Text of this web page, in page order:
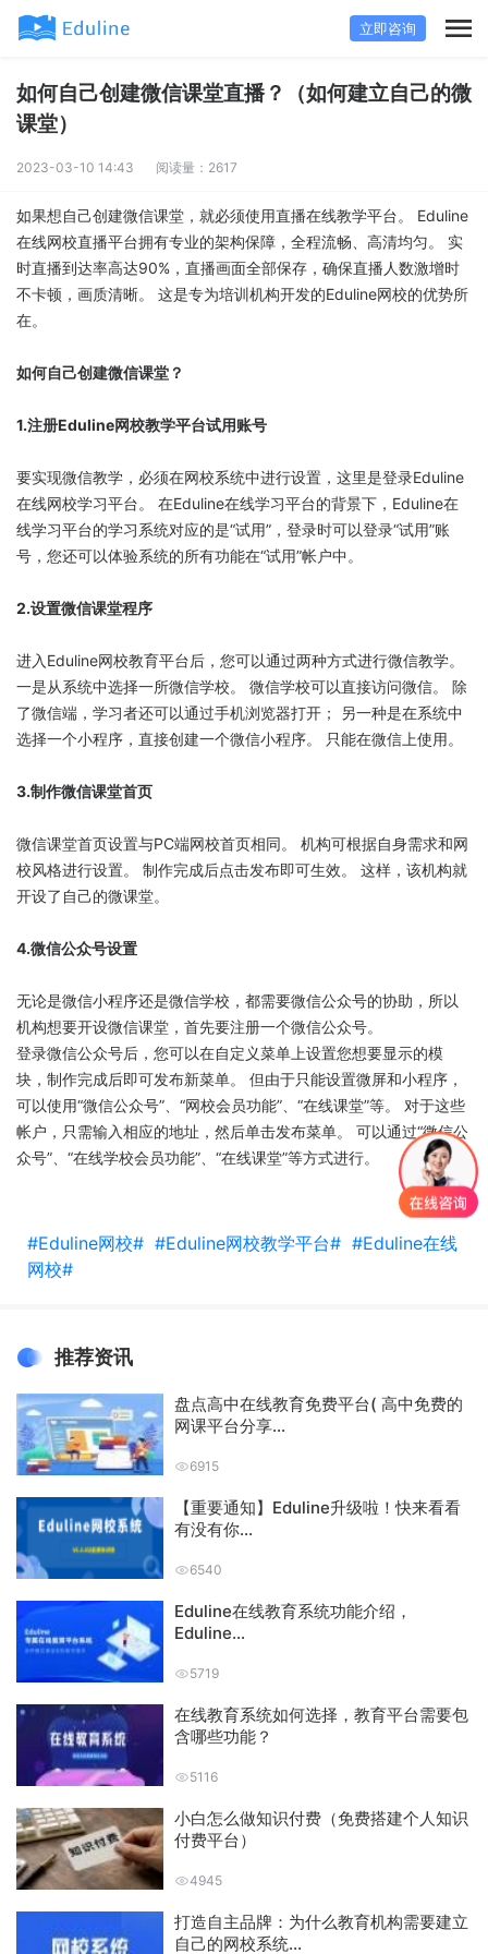
立即咨询
如何自己创建微信课堂直播？（如何建立自己的微
课堂）
2023-03-10 14:43 阅读量：2617
如果想自己创建微信课堂，就必须使用直播在线教学平台。 Eduline
在线网校直播平台拥有专业的架构保障，全程流畅、高清均匀。 实
时直播到达率高达90%，直播画面全部保存，确保直播人数激增时
不卡顿，画质清晰。 这是专为培训机构开发的Eduline网校的优势所
在。
如何自己创建微信课堂？
1.注册Eduline网校教学平台试用账号
要实现微信教学，必须在网校系统中进行设置，这里是登录Eduline
在线网校学习平台。 在Eduline在线学习平台的背景下，Eduline在
线学习平台的学习系统对应的是“试用”，登录时可以登录“试用”账
号，您还可以体验系统的所有功能在“试用”帐户中。
2.设置微信课堂程序
进入Eduline网校教育平台后，您可以通过两种方式进行微信教学。
一是从系统中选择一所微信学校。 微信学校可以直接访问微信。 除
了微信端，学习者还可以通过手机浏览器打开； 另一种是在系统中
选择一个小程序，直接创建一个微信小程序。 只能在微信上使用。
3.制作微信课堂首页
微信课堂首页设置与PC端网校首页相同。 机构可根据自身需求和网
校风格进行设置。 制作完成后点击发布即可生效。 这样，该机构就
开设了自己的微课堂。
4.微信公众号设置
无论是微信小程序还是微信学校，都需要微信公众号的协助，所以
机构想要开设微信课堂，首先要注册一个微信公众号。
登录微信公众号后，您可以在自定义菜单上设置您想要显示的模
块，制作完成后即可发布新菜单。 但由于只能设置微屏和小程序，
可以使用“微信公众号”、“网校会员功能”、“在线课堂”等。 对于这些
帐户，只需输入相应的地址，然后单击发布菜单。 可以通过“微信公
众号”、“在线学校会员功能”、“在线课堂”等方式进行。
#Eduline网校# #Eduline网校教学平台# #Eduline在线
网校#
推荐资讯
盘点高中在线教育免费平台( 高中免费的
网课平台分享...
6915
【重要通知】Eduline升级啦！快来看看
有没有你...
6540
Eduline在线教育系统功能介绍，
Eduline...
5719
在线教育系统如何选择，教育平台需要包
含哪些功能？
5116
小白怎么做知识付费（免费搭建个人知识
付费平台）
4945
打造自主品牌：为什么教育机构需要建立
自己的网校系统...